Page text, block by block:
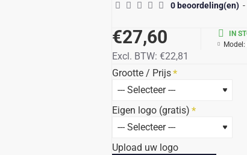
Hierbij wordt vaak de
Voor uw logo hebben wij een
Voor een bijpassende cassette
Alle prijzen zijn incl 21% btw
Levertijd Ca 7 werkdagen na
0 beoordeling(en) -
€27,60
Excl. BTW: €22,81
IN
Model:
Grootte / Prijs
Eigen logo (gratis)
Upload uw logo